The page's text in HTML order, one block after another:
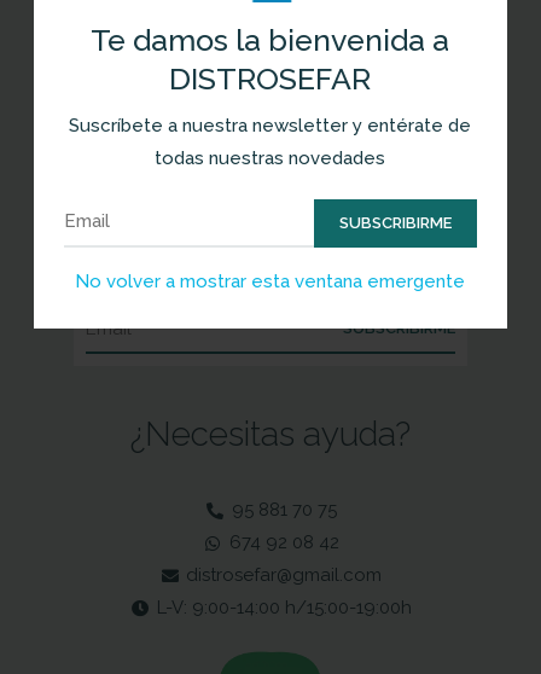
Te damos la bienvenida a
DISTROSEFAR
Suscríbete a nuestra newsletter y entérate de
todas nuestras novedades
SUBSCRIBIRME
No volver a mostrar esta ventana emergente
Newsletter
noticias en salud y las novedades de
nuestras marcas.
Suscríbete y entérate de las mejores
ofertas
SUBSCRIBIRME
¿Necesitas ayuda?
95 881 70 75
674 92 08 42
distrosefar@gmail.com
L-V: 9:00-14:00 h/15:00-19:00h